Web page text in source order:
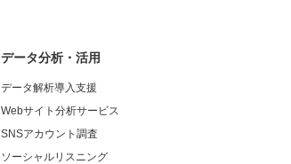
データ分析・活用
データ解析導入支援
Webサイト分析サービス
SNSアカウント調査
ソーシャルリスニング